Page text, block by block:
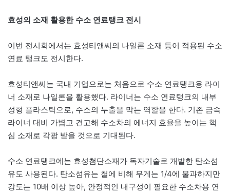
효성의 소재 활용한 수소 연료탱크 전시
이번 전시회에서는 효성티앤씨의 나일론 소재 등이 적용된 수소
연료 탱크도 전시한다.
효성티앤씨는 국내 기업으로는 처음으로 수소 연료탱크용 라이
너 소재로 나일론을 활용했다. 라이너는 수소 연료탱크의 내부
성형 플라스틱으로, 수소의 누출을 막는 역할을 한다. 기존 금속
라이너 대비 가볍고 견고해 수소차의 에너지 효율을 높이는 핵
심 소재로 각광 받을 것으로 기대된다.
수소 연료탱크에는 효성첨단소재가 독자기술로 개발한 탄소섬
유도 사용된다. 탄소섬유는 철에 비해 무게는 1/4에 불과하지만
강도는 10배 이상 높아, 안정적인 내구성이 필요한 수소차용 연